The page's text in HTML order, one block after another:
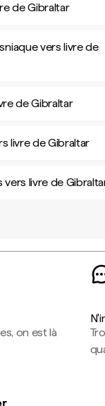
de Gibraltar
vers livre de
de Gibraltar
livre de Gibraltar
vers livre de
on est là